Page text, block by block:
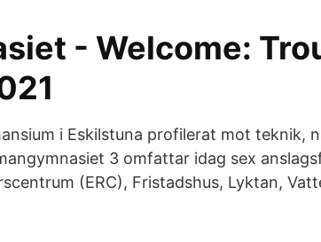
- Welcome:
i Eskilstuna profilerat mot teknik,
3 omfattar idag sex
(ERC), Fristadshus, Lyktan,